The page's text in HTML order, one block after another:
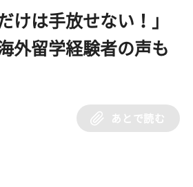
けは手放せない！」
外留学経験者の声も
あとで読む